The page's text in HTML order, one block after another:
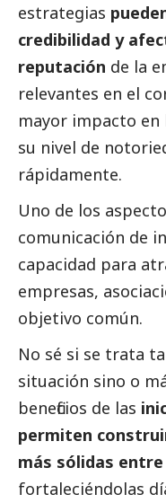
estrategias
credibilidad y
reputación de la
relevantes en el
mayor impacto en
su nivel de
rápidamente.
Uno de los
comunicación de
capacidad para
empresas,
objetivo común.
No sé si se trata
situación sino o
beneficios de las
permiten
más sólidas
fortaleciéndolas